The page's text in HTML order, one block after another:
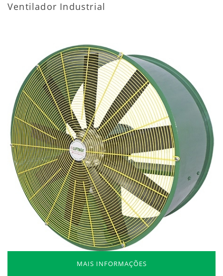
Ventilador Industrial
MAIS INFORMAÇÕES